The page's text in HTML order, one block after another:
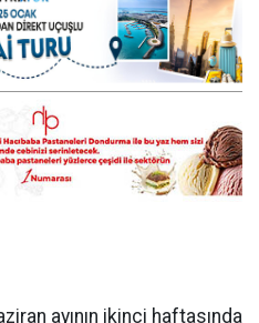
ayının ikinci haftasında